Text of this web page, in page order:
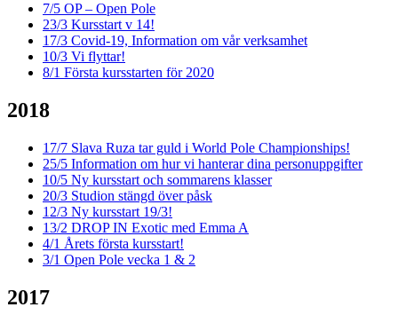
7/5 OP – Open Pole
23/3 Kursstart v 14!
17/3 Covid-19, Information om vår verksamhet
10/3 Vi flyttar!
8/1 Första kursstarten för 2020
2018
17/7 Slava Ruza tar guld i World Pole Championships!
25/5 Information om hur vi hanterar dina personuppgifter
10/5 Ny kursstart och sommarens klasser
20/3 Studion stängd över påsk
12/3 Ny kursstart 19/3!
13/2 DROP IN Exotic med Emma A
4/1 Årets första kursstart!
3/1 Open Pole vecka 1 & 2
2017